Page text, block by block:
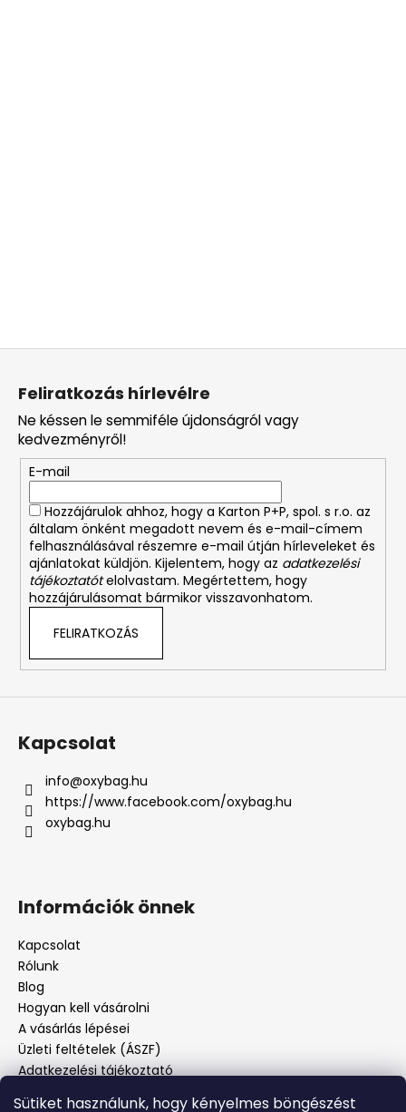
Sütiket használunk, hogy kényelmes böngészést
Feliratkozás hírlevélre
Ne késsen le semmiféle újdonságról vagy
kedvezményről!
E-mail
Hozzájárulok ahhoz, hogy a Karton P+P, spol. s r.o. az
általam önként megadott nevem és e-mail-címem
felhasználásával részemre e-mail útján hírleveleket és
ajánlatokat küldjön. Kijelentem, hogy az adatkezelési
tájékoztatótelolvastam. Megértettem, hogy
hozzájárulásomat bármikor visszavonhatom.
FELIRATKOZÁS
Kapcsolat
info@oxybag.hu
https://www.facebook.com/oxybag.hu
oxybag.hu
Információk önnek
Kapcsolat
Rólunk
Blog
Hogyan kell vásárolni
A vásárlás lépései
Üzleti feltételek (ÁSZF)
Adatkezelési tájékoztató